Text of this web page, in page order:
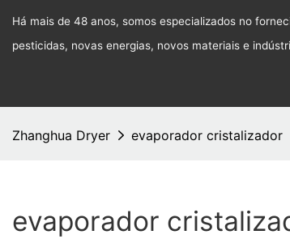
Há mais de 48 anos, somos especializados no
pesticidas, novas energias, novos materiais e
Zhanghua Dryer evaporador cristalizador
evaporador